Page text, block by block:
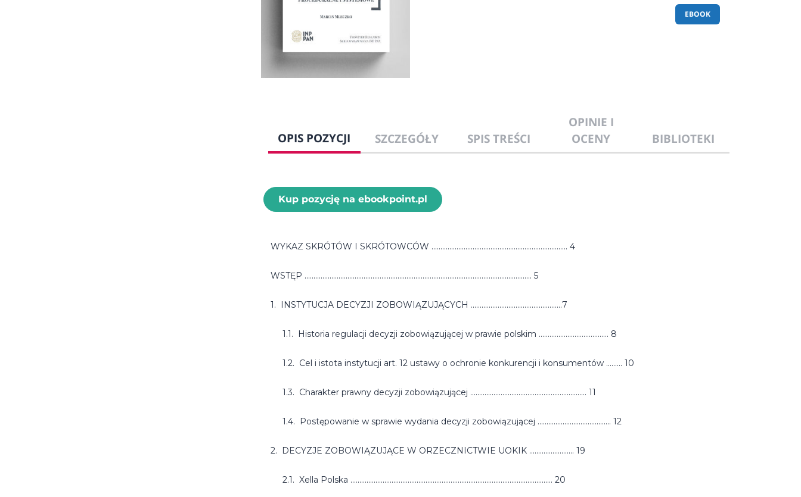
EBOOK
OPIS POZYCJI SZCZEGÓŁY SPIS TREŚCI
OPINIE I
OCENY
BIBLIOTEKI
Kup pozycję na ebookpoint.pl
WYKAZ SKRÓTÓW I SKRÓTOWCÓW ............................................................................ 4
WSTĘP ............................................................................................................................... 5
1. INSTYTUCJA DECYZJI ZOBOWIĄZUJĄCYCH ...................................................7
1.1. Historia regulacji decyzji zobowiązującej w prawie polskim ....................................... 8
1.2. Cel i istota instytucji art. 12 ustawy o ochronie konkurencji i konsumentów ......... 10
1.3. Charakter prawny decyzji zobowiązującej ................................................................. 11
1.4. Postępowanie w sprawie wydania decyzji zobowiązującej ......................................... 12
2. DECYZJE ZOBOWIĄZUJĄCE W ORZECZNICTWIE UOKIK ......................... 19
2.1. Xella Polska ................................................................................................................. 20